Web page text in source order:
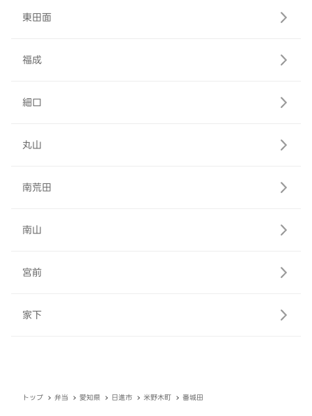
東田面
福成
細口
丸山
南荒田
南山
宮前
家下
トップ 弁当 愛知県 日進市 米野木町 番城田